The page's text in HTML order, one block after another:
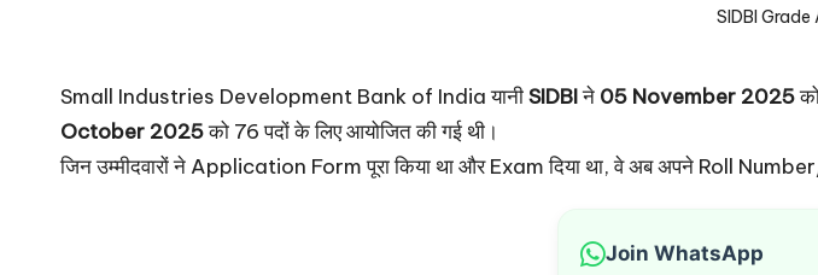
SIDBI Grade
Small Industries Development Bank of India यानीSIDBIने 05 November 2025
October 2025को 76 पदों के लिए आयोजित की गई थी।
जिन उम्मीदवारों ने Application Form पूरा किया था और Exam दिया था, वे अब अपने Roll
Join WhatsApp